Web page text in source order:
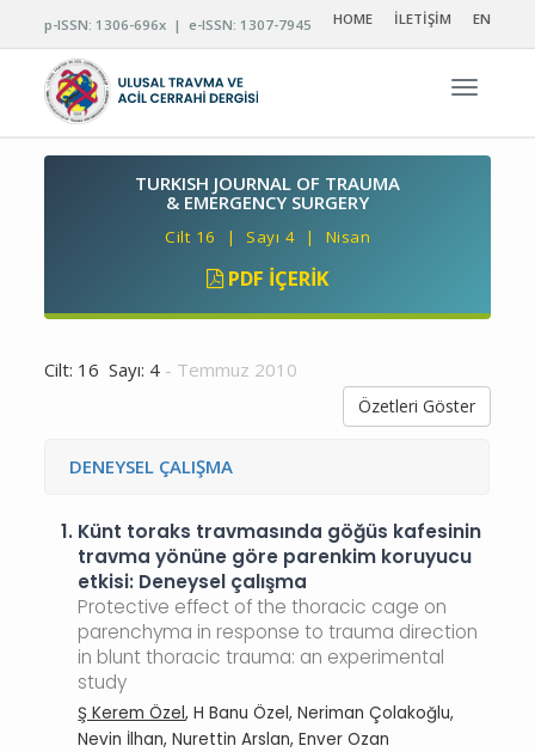
p-ISSN: 1306-696x | e-ISSN: 1307-7945 HOME İLETİŞİM EN
TURKISH JOURNAL OF TRAUMA
& EMERGENCY SURGERY
Cilt 16 | Sayı 4 | Nisan
PDF İÇERIK
Cilt: 16 Sayı: 4 - Temmuz 2010
Özetleri Göster
DENEYSEL ÇALIŞMA
1. Künt toraks travmasında göğüs kafesinin
travma yönüne göre parenkim koruyucu
etkisi: Deneysel çalışma
Protective effect of the thoracic cage on
parenchyma in response to trauma direction
in blunt thoracic trauma: an experimental
study
Ş Kerem Özel, H Banu Özel, Neriman Çolakoğlu,
Nevin İlhan, Nurettin Arslan, Enver Ozan